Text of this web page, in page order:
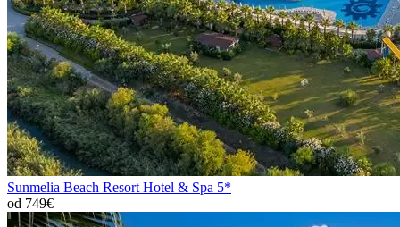
Sunmelia Beach Resort Hotel & Spa 5*
od 749€